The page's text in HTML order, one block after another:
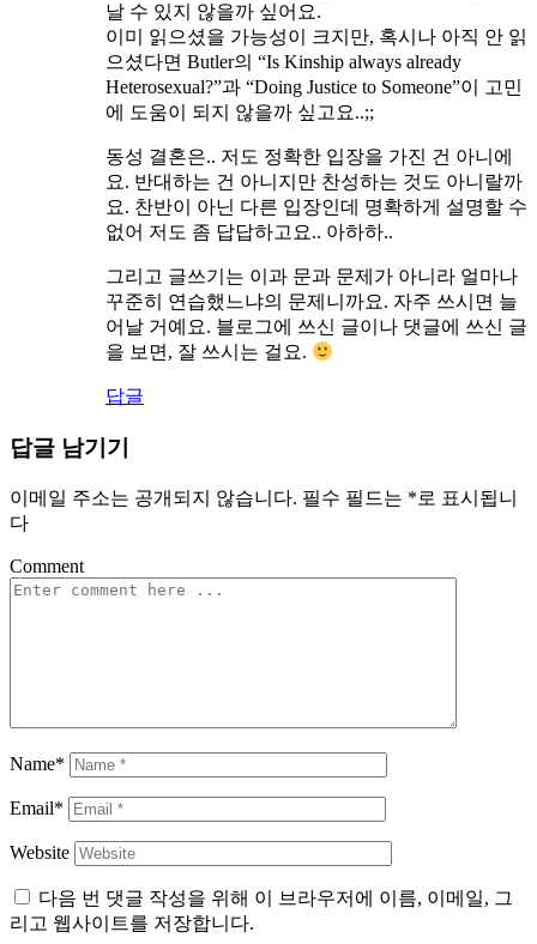
날 수 있지 않을까 싶어요.
이미 읽으셨을 가능성이 크지만, 혹시나 아직 안 읽
으셨다면 Butler의 “Is Kinship always already
Heterosexual?”과 “Doing Justice to Someone”이 고민
에 도움이 되지 않을까 싶고요..;;
동성 결혼은.. 저도 정확한 입장을 가진 건 아니에
요. 반대하는 건 아니지만 찬성하는 것도 아니랄까
요. 찬반이 아닌 다른 입장인데 명확하게 설명할 수
없어 저도 좀 답답하고요.. 아하하..
그리고 글쓰기는 이과 문과 문제가 아니라 얼마나
꾸준히 연습했느냐의 문제니까요. 자주 쓰시면 늘
어날 거예요. 블로그에 쓰신 글이나 댓글에 쓰신 글
을 보면, 잘 쓰시는 걸요.
답글
답글 남기기
이메일 주소는 공개되지 않습니다. 필수 필드는 *로 표시됩니
다
Comment
Name*
Email*
Website
다음 번 댓글 작성을 위해 이 브라우저에 이름, 이메일, 그
리고 웹사이트를 저장합니다.